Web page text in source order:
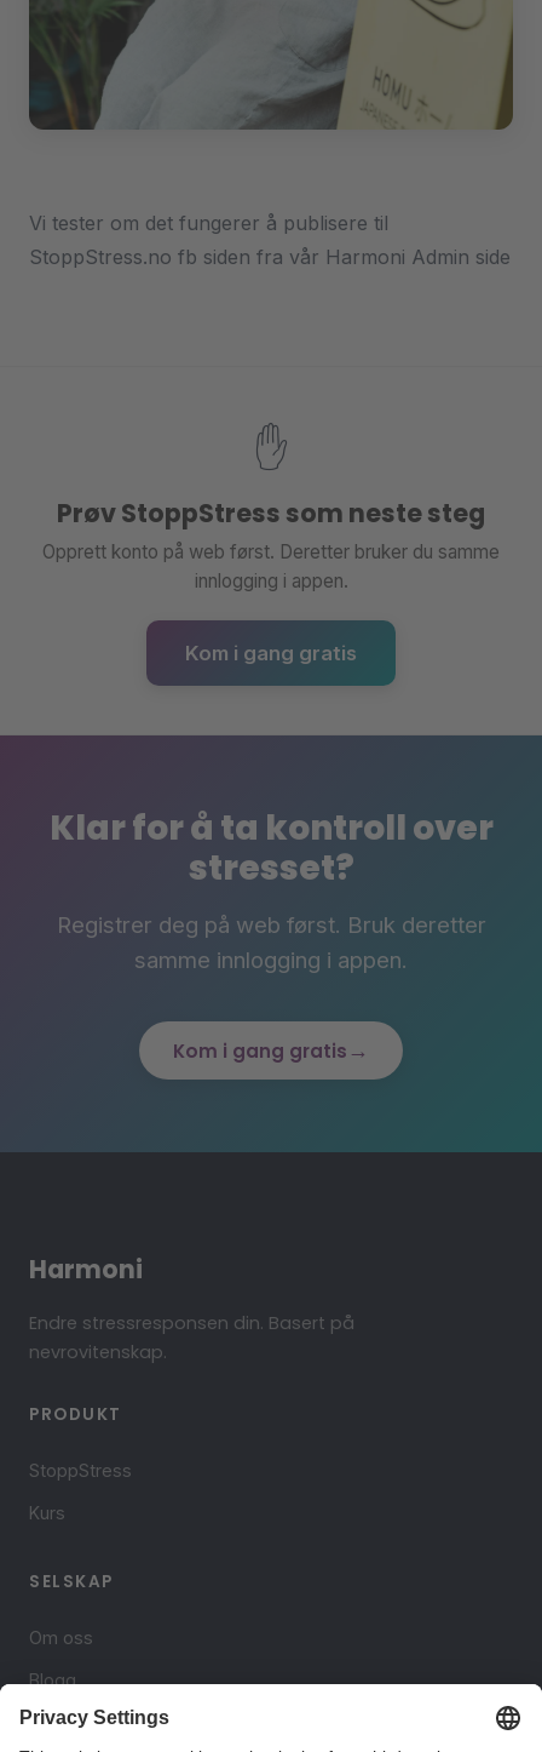
Vi tester om det fungerer å publisere til
StoppStress.no fb siden fra vår Harmoni Admin side
✋
Prøv StoppStress som neste steg
Opprett konto på web først. Deretter bruker du samme
innlogging i appen.
Kom i gang gratis
Klar for å ta kontroll over
stresset?
Registrer deg på web først. Bruk deretter
samme innlogging i appen.
Kom i gang gratis →
Harmoni
Endre stressresponsen din. Basert på
nevrovitenskap.
PRODUKT
StoppStress
Kurs
SELSKAP
Om oss
Blogg
Kontakt